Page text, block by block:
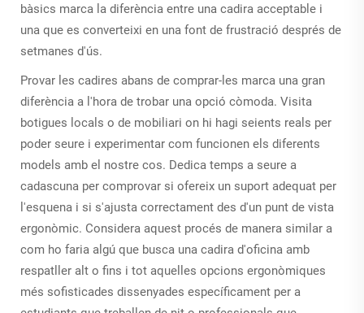
bàsics marca la diferència entre una cadira acceptable i
una que es converteixi en una font de frustració després de
setmanes d'ús.
Provar les cadires abans de comprar-les marca una gran
diferència a l'hora de trobar una opció còmoda. Visita
botigues locals o de mobiliari on hi hagi seients reals per
poder seure i experimentar com funcionen els diferents
models amb el nostre cos. Dedica temps a seure a
cadascuna per comprovar si ofereix un suport adequat per
l'esquena i si s'ajusta correctament des d'un punt de vista
ergonòmic. Considera aquest procés de manera similar a
com ho faria algú que busca una cadira d'oficina amb
respatller alt o fins i tot aquelles opcions ergonòmiques
més sofisticades dissenyades específicament per a